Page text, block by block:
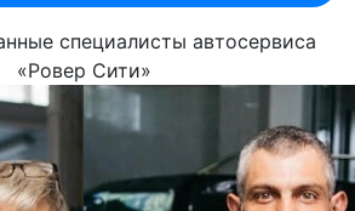
специалисты автосервиса
«Ровер Сити»